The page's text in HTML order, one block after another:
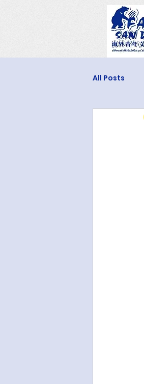
All Posts